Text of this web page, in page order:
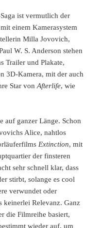
ist vermutlich der
einem Kamerasystem
Milla Jovovich,
W. S. Anderson stehen
Trailer und Plakate,
3D-Kamera, mit der auch
Star vonAfterlife, wie
auf ganzer Länge. Schon
Alice, nahtlos
Extinction, mit
der finsteren
sehr schnell klar, dass
stirbt, solange es cool
verwundet oder
keinerlei Relevanz. Ganz
die Filmreihe basiert,
wieder auf, um